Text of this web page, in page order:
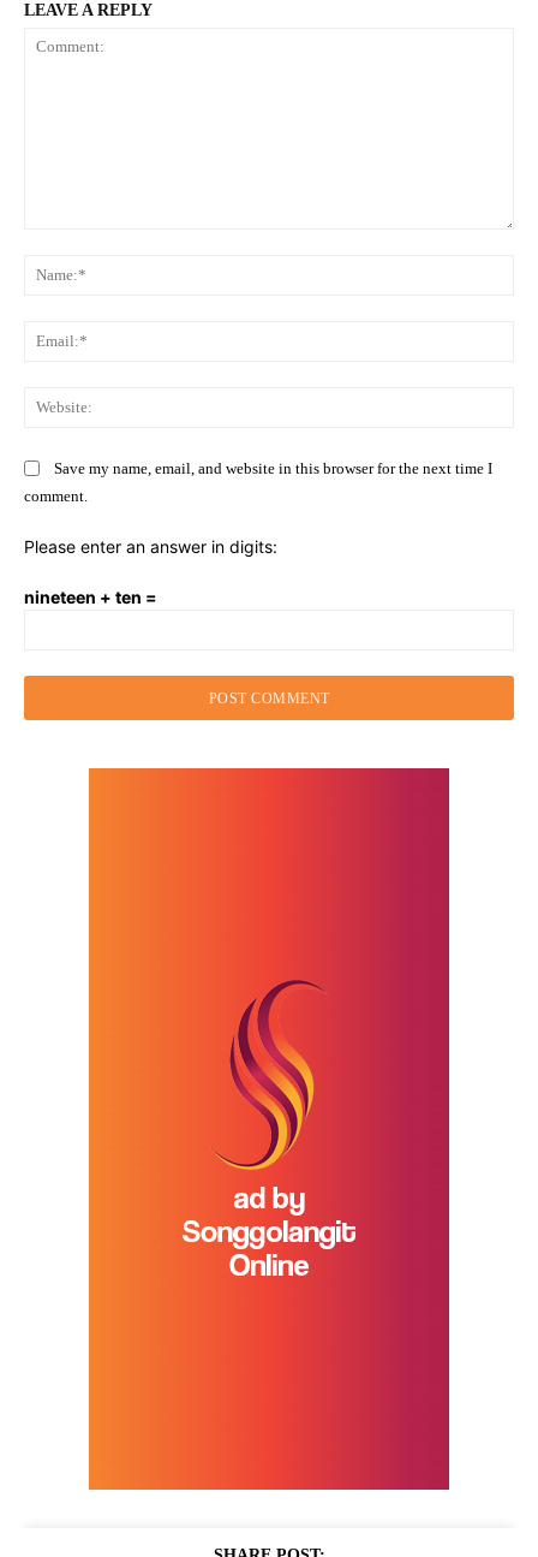
LEAVE A REPLY
Save my name, email, and website in this browser for the next time I
comment.
Please enter an answer in digits:
nineteen + ten =